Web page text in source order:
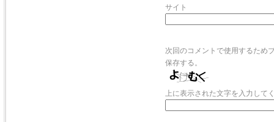
サイト
次回のコメントで使用するため
保存する。
上に表示された文字を入力して